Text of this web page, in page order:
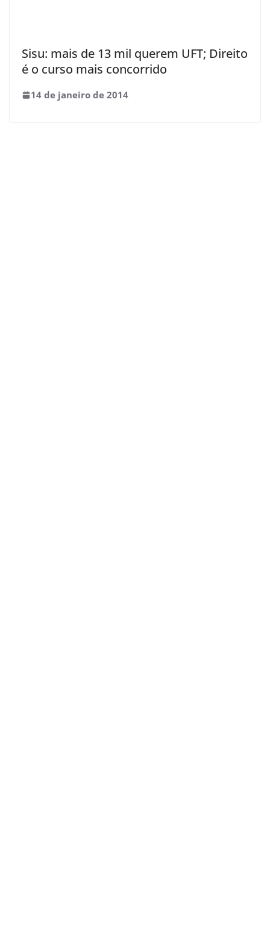
Sisu: mais de 13 mil querem UFT; Direito
é o curso mais concorrido
14 de janeiro de 2014